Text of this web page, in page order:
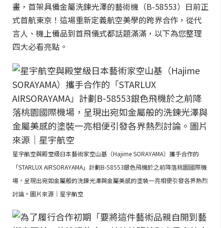
畫，首架具備金屬洗鍊光澤的藝術機（B-58553）日前正
式首航東京！這場重新定義航空美學的跨界合作，從代
言人、機上備品到首飛儀式都話題滿滿，以下為您整理
四大必看亮點。
星宇航空與殿堂級日本藝術家空山基（Hajime SORAYAMA）攜手合作的
「STARLUX AIRSORAYAMA」計劃B-58553銀色飛機於之前降落桃園國際機
場，呈現出宛如金屬般的洗鍊光澤與金屬美感的塗裝一亮相便引發各界熱烈
討論。圖片來源｜星宇航空